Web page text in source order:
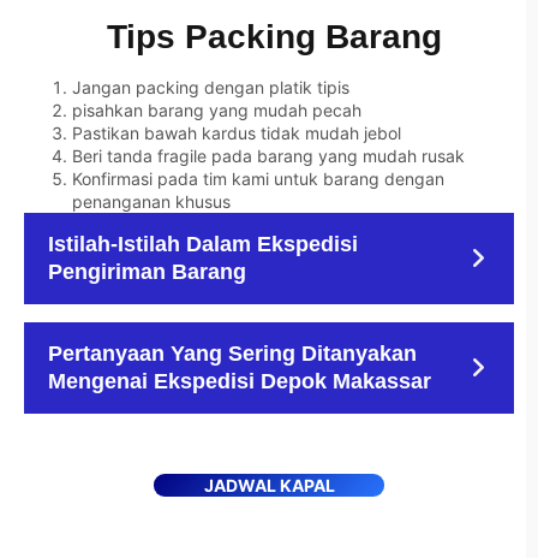
Tips Packing Barang
Jangan packing dengan platik tipis
pisahkan barang yang mudah pecah
Pastikan bawah kardus tidak mudah jebol
Beri tanda fragile pada barang yang mudah rusak
Konfirmasi pada tim kami untuk barang dengan
penanganan khusus
Istilah-Istilah Dalam Ekspedisi
Pengiriman Barang
Pertanyaan Yang Sering Ditanyakan
Mengenai Ekspedisi Depok Makassar
JADWAL KAPAL